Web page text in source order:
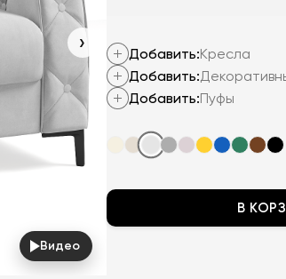
›
Видео
Добавить:Кресла
Добавить:
Добавить:Пуфы
В